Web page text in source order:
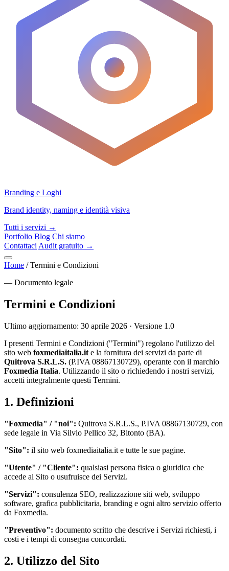
Branding e Loghi
Brand identity, naming e identità visiva
Tutti i servizi →
Portfolio Blog Chi siamo
Contattaci Audit gratuito →
Home / Termini e Condizioni
— Documento legale
Termini e Condizioni
Ultimo aggiornamento: 30 aprile 2026 · Versione 1.0
I presenti Termini e Condizioni ("Termini") regolano l'utilizzo del
sito web foxmediaitalia.it e la fornitura dei servizi da parte di
Quitrova S.R.L.S. (P.IVA 08867130729), operante con il marchio
Foxmedia Italia. Utilizzando il sito o richiedendo i nostri servizi,
accetti integralmente questi Termini.
1. Definizioni
"Foxmedia" / "noi": Quitrova S.R.L.S., P.IVA 08867130729, con
sede legale in Via Silvio Pellico 32, Bitonto (BA).
"Sito": il sito web foxmediaitalia.it e tutte le sue pagine.
"Utente" / "Cliente": qualsiasi persona fisica o giuridica che
accede al Sito o usufruisce dei Servizi.
"Servizi": consulenza SEO, realizzazione siti web, sviluppo
software, grafica pubblicitaria, branding e ogni altro servizio offerto
da Foxmedia.
"Preventivo": documento scritto che descrive i Servizi richiesti, i
costi e i tempi di consegna concordati.
2. Utilizzo del Sito